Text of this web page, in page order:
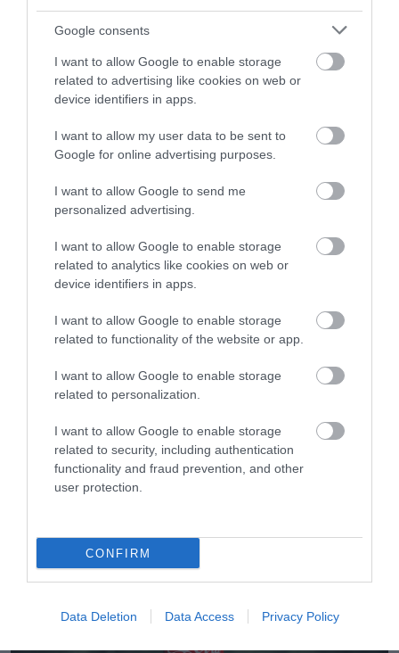
Google consents
I want to allow Google to enable storage
related to advertising like cookies on web or
device identifiers in apps.
I want to allow my user data to be sent to
Google for online advertising purposes.
I want to allow Google to send me
personalized advertising.
I want to allow Google to enable storage
related to analytics like cookies on web or
device identifiers in apps.
I want to allow Google to enable storage
related to functionality of the website or app.
I want to allow Google to enable storage
related to personalization.
I want to allow Google to enable storage
related to security, including authentication
functionality and fraud prevention, and other
user protection.
CONFIRM
Data Deletion Data Access Privacy Policy
06.08.2026
Θεοδωρικάκο ενόψει ΔΕΘ
06.08.2026
Τα τρία προϊόντα που ξεχωρίζουν στις
ελληνικές εξαγωγές τροφίμων